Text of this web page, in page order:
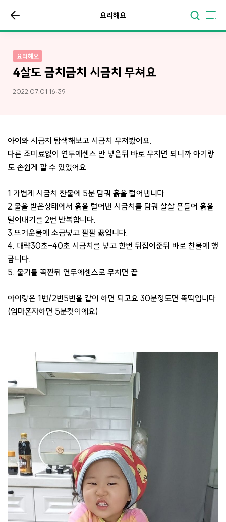
요리해요
요리해요
4살도 금치금치 시금치 무쳐요
2022.07.01 16:39
아이와 시금치 탐색해보고 시금치 무쳐봤어요.
다른 조미료없이 연두에센스 만 넣은뒤 바로 무치면 되니까 아기랑
도 손쉽게 할 수 있었어요.
1.가볍게 시금치 찬물에 5분 담궈 흙을 털어냅니다.
2.물을 받은상태에서 흙을 털어낸 시금치를 담궈 살살 흔들어 흙을
털어내기를 2번 반복합니다.
3.뜨거운물에 소금넣고 팔팔 끓입니다.
4. 대략30초-40초 시금치를 넣고 한번 뒤집어준뒤 바로 찬물에 행
굽니다.
5. 물기를 꼭짠뒤 연두에센스로 무치면 끝
아이랑은 1번/2번5번을 같이 하면 되고요 30분정도면 뚝딱입니다
(엄마혼자하면 5분컷이에요)